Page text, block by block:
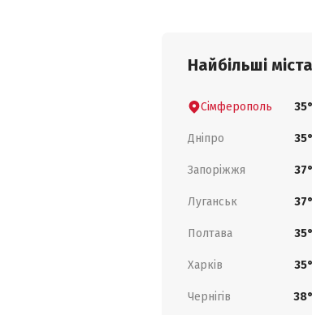
Найбільші
Сімферополь 35°
Дніпро 35°
Запоріжжя 37°
Луганськ 37°
Полтава 35°
Харків 35°
Чернігів 38°